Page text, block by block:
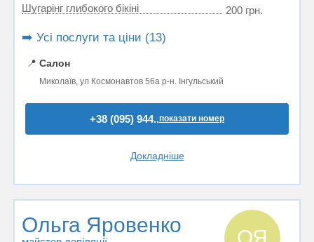
Шугарінг глибокого бікіні
200 грн.
➡️ Усі послуги та ціни (13)
📍 Салон
Миколаїв, ул Космонавтов 56а р-н. Інгульський
+38 (095) 944..показати номер
Докладніше
Ольга Яровенко